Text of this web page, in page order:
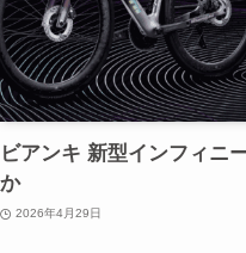
ビアンキ 新型インフィニ
か
2026年4月29日